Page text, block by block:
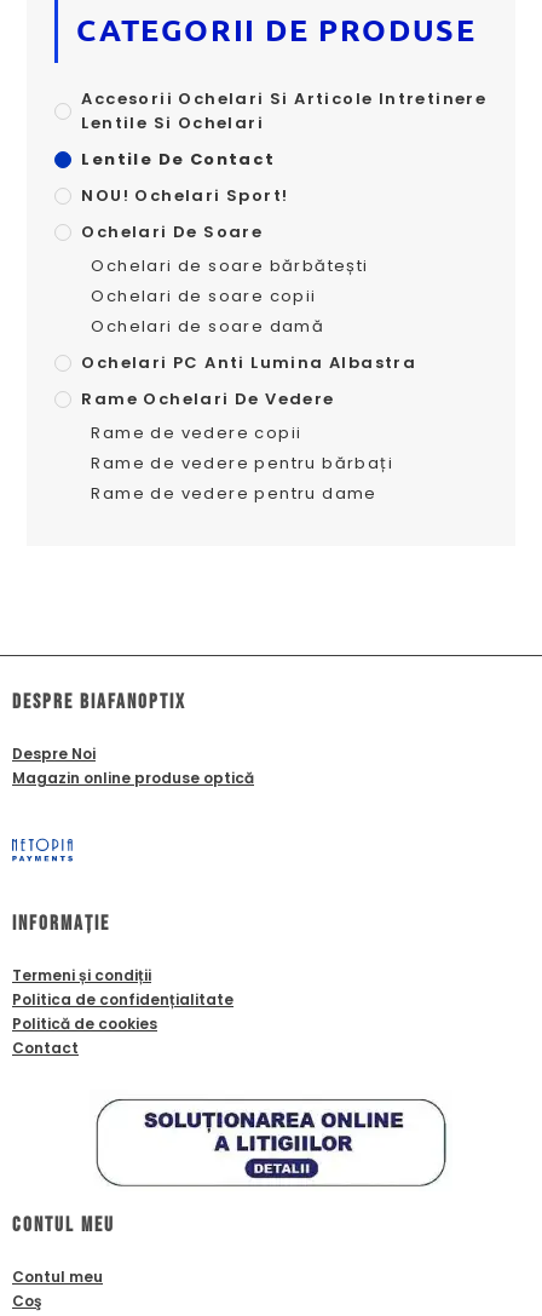
CATEGORII DE PRODUSE
Accesorii Ochelari Si Articole Intretinere
Lentile Si Ochelari
Lentile De Contact
NOU! Ochelari Sport!
Ochelari De Soare
Ochelari de soare bărbătești
Ochelari de soare copii
Ochelari de soare damă
Ochelari PC Anti Lumina Albastra
Rame Ochelari De Vedere
Rame de vedere copii
Rame de vedere pentru bărbați
Rame de vedere pentru dame
dESPRE biafanoptix
Despre Noi
Magazin online produse optică
Informație
Termeni și condiții
Politica de confidențialitate
Politică de cookies
Contact
Contul meu
Contul meu
Coş